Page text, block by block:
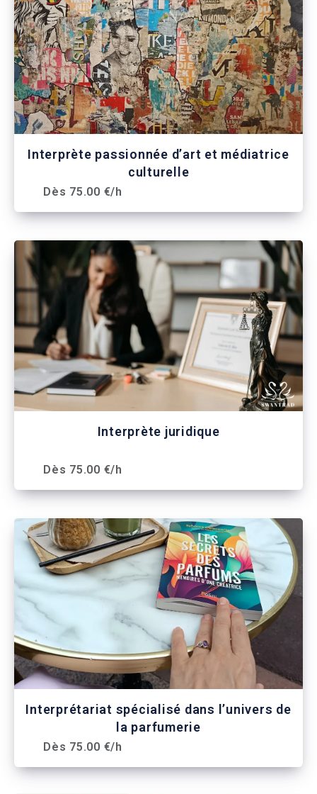
Interprète passionnée d’art et médiatrice
culturelle
Dès 75.00 €/h
Interprète juridique
Dès 75.00 €/h
Interprétariat spécialisé dans l’univers de
la parfumerie
Dès 75.00 €/h